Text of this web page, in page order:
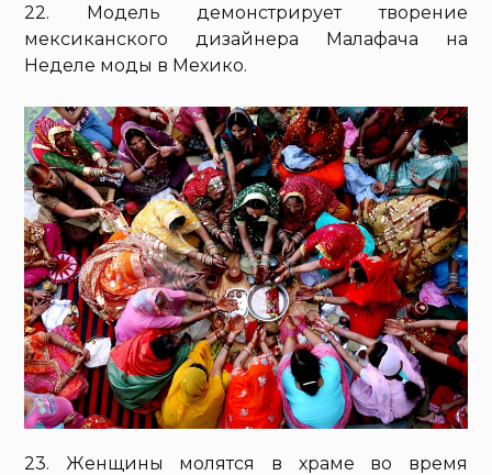
22. Модель демонстрирует творение
мексиканского дизайнера Малафача на
Неделе моды в Мехико.
23. Женщины молятся в храме во время